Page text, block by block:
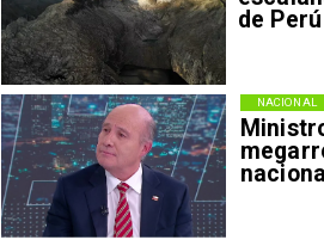
de Perú
NACIONAL